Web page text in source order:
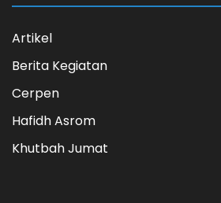
Artikel
Berita Kegiatan
Cerpen
Hafidh Asrom
Khutbah Jumat